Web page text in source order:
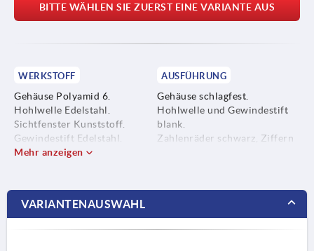
BITTE WÄHLEN SIE ZUERST EINE VARIANTE AUS
WERKSTOFF
Gehäuse Polyamid 6.
Hohlwelle Edelstahl.
Sichtfenster Kunststoff.
Gewindestift Edelstahl.
AUSFÜHRUNG
Gehäuse schlagfest.
Hohlwelle und Gewindestift
blank.
Zahlenräder schwarz, Ziffern
Mehr anzeigen
VARIANTENAUSWAHL